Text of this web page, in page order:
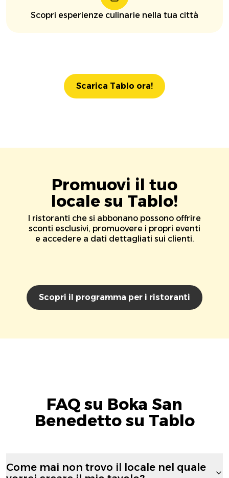
Scopri esperienze culinarie nella tua città
Scarica Tablo ora!
Promuovi il tuo
locale su Tablo!
I ristoranti che si abbonano possono offrire
sconti esclusivi, promuovere i propri eventi
e accedere a dati dettagliati sui clienti.
Scopri il programma per i ristoranti
FAQ su Boka San
Benedetto su Tablo
Come mai non trovo il locale nel quale